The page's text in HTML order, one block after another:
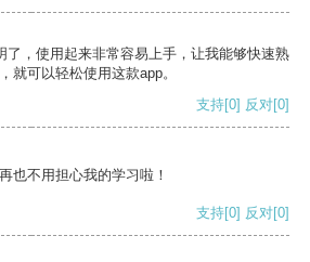
了，使用起来非常容易上手，让我能够快速熟
就可以轻松使用这款app。
支持[0] 反对[0]
也不用担心我的学习啦！
支持[0] 反对[0]